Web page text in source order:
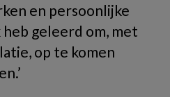
en persoonlijke
heb geleerd om, met
op te komen